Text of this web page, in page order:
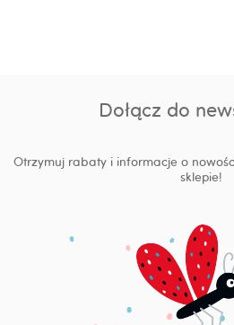
Dołącz do
Otrzymuj rabaty i informacje o
sklepie!